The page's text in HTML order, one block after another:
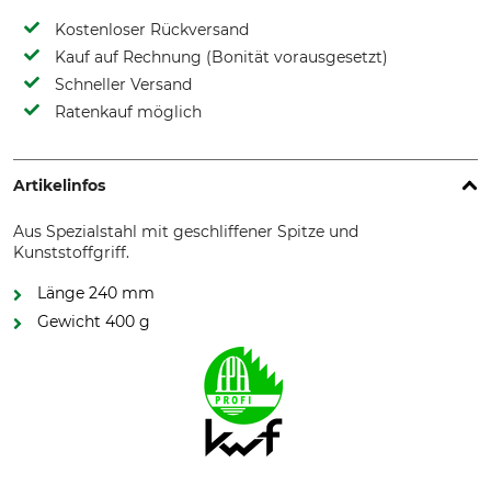
Kostenloser Rückversand
Kauf auf Rechnung (Bonität vorausgesetzt)
Schneller Versand
Ratenkauf möglich
Artikelinfos
Aus Spezialstahl mit geschliffener Spitze und
Kunststoffgriff.
Länge 240 mm
Gewicht 400 g